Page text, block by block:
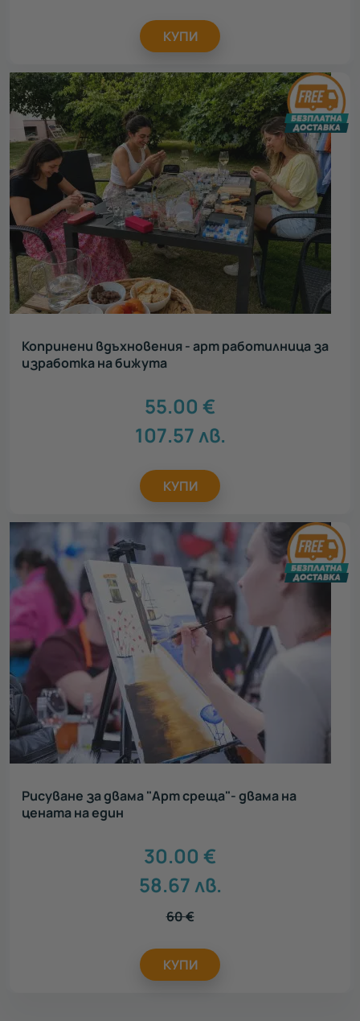
КУПИ
Копринени вдъхновения - арт работилница за
изработка на бижута
55.00 €
107.57лв.
КУПИ
Рисуване за двама "Арт среща"- двама на
цената на един
30.00 €
58.67лв.
60€
КУПИ